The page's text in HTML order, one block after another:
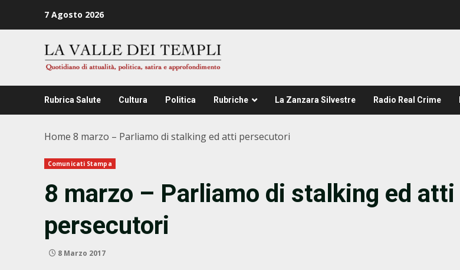
7 Agosto 2026
Rubrica Salute Cultura Politica Rubriche La Zanzara Silvestre Radio Real Crime
Home 8 marzo – Parliamo di stalking ed atti persecutori
Comunicati Stampa
8 marzo – Parliamo di stalking ed atti
persecutori
8 Marzo 2017